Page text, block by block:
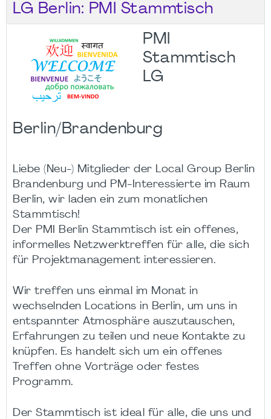
LG Berlin: PMI Stammtisch
PMI
Stammtisch
LG
Berlin/Brandenburg
Liebe (Neu-) Mitglieder der Local Group Berlin
Brandenburg und PM-Interessierte im Raum
Berlin, wir laden ein zum monatlichen
Stammtisch!
Der PMI Berlin Stammtisch ist ein offenes,
informelles Netzwerktreffen für alle, die sich
für Projektmanagement interessieren.
Wir treffen uns einmal im Monat in
wechselnden Locations in Berlin, um uns in
entspannter Atmosphäre auszutauschen,
Erfahrungen zu teilen und neue Kontakte zu
knüpfen. Es handelt sich um ein offenes
Treffen ohne Vorträge oder festes
Programm.
Der Stammtisch ist ideal für alle, die uns und